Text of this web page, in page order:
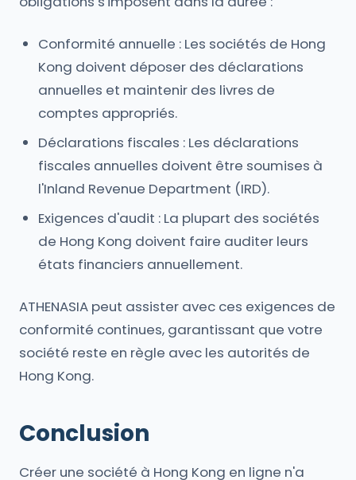
Conformité annuelle : Les sociétés de Hong
Kong doivent déposer des déclarations
annuelles et maintenir des livres de
comptes appropriés.
Déclarations fiscales : Les déclarations
fiscales annuelles doivent être soumises à
l'Inland Revenue Department (IRD).
Exigences d'audit : La plupart des sociétés
de Hong Kong doivent faire auditer leurs
états financiers annuellement.
ATHENASIA peut assister avec ces exigences de
conformité continues, garantissant que votre
société reste en règle avec les autorités de
Hong Kong.
Conclusion
Créer une société à Hong Kong en ligne n'a